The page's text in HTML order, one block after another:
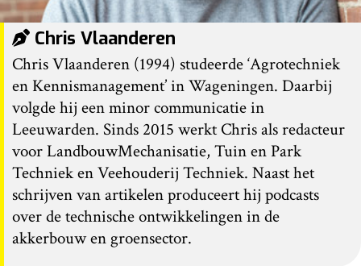
Chris Vlaanderen
Chris Vlaanderen (1994) studeerde ‘Agrotechniek
en Kennismanagement’ in Wageningen. Daarbij
volgde hij een minor communicatie in
Leeuwarden. Sinds 2015 werkt Chris als redacteur
voor LandbouwMechanisatie, Tuin en Park
Techniek en Veehouderij Techniek. Naast het
schrijven van artikelen produceert hij podcasts
over de technische ontwikkelingen in de
akkerbouw en groensector.